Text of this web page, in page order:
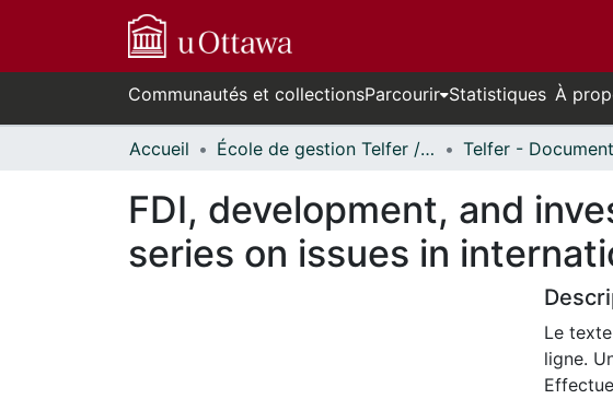
Communautés et collectionsParcourir Statistiques À
Accueil École de gestion Telfer // Telfer School of Management
FDI, development, and
series on issues in
Le
ligne.